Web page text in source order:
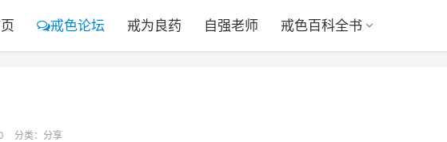
戒色论坛 戒为良药 自强老师 戒色百科全书
分类： 分享